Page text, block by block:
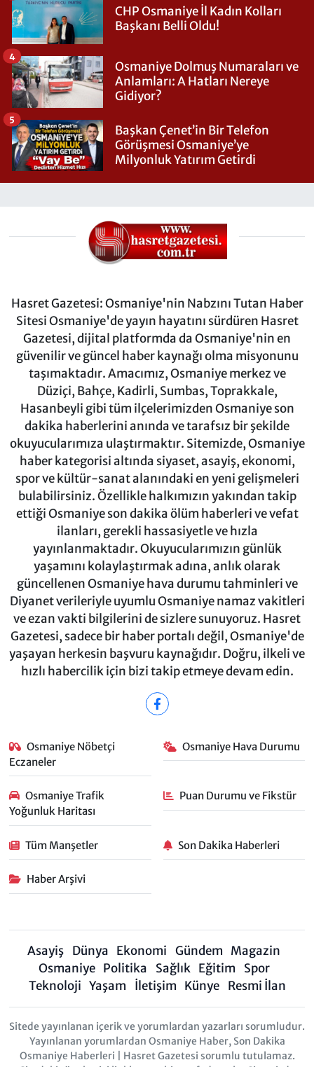
CHP Osmaniye İl Kadın Kolları
Başkanı Belli Oldu!
Osmaniye Dolmuş Numaraları ve
Anlamları: A Hatları Nereye
Gidiyor?
4
Başkan Çenet’in Bir Telefon
Görüşmesi Osmaniye’ye
Milyonluk Yatırım Getirdi
5
Hasret Gazetesi: Osmaniye'nin Nabzını Tutan Haber
Sitesi Osmaniye'de yayın hayatını sürdüren Hasret
Gazetesi, dijital platformda da Osmaniye'nin en
güvenilir ve güncel haber kaynağı olma misyonunu
taşımaktadır. Amacımız, Osmaniye merkez ve
Düziçi, Bahçe, Kadirli, Sumbas, Toprakkale,
Hasanbeyli gibi tüm ilçelerimizden Osmaniye son
dakika haberlerini anında ve tarafsız bir şekilde
okuyucularımıza ulaştırmaktır. Sitemizde, Osmaniye
haber kategorisi altında siyaset, asayiş, ekonomi,
spor ve kültür-sanat alanındaki en yeni gelişmeleri
bulabilirsiniz. Özellikle halkımızın yakından takip
ettiği Osmaniye son dakika ölüm haberleri ve vefat
ilanları, gerekli hassasiyetle ve hızla
yayınlanmaktadır. Okuyucularımızın günlük
yaşamını kolaylaştırmak adına, anlık olarak
güncellenen Osmaniye hava durumu tahminleri ve
Diyanet verileriyle uyumlu Osmaniye namaz vakitleri
ve ezan vakti bilgilerini de sizlere sunuyoruz. Hasret
Gazetesi, sadece bir haber portalı değil, Osmaniye'de
yaşayan herkesin başvuru kaynağıdır. Doğru, ilkeli ve
hızlı habercilik için bizi takip etmeye devam edin.
Osmaniye Nöbetçi
Eczaneler
Osmaniye Hava Durumu
Osmaniye Trafik
Yoğunluk Haritası
Puan Durumu ve Fikstür
Tüm Manşetler Son Dakika Haberleri
Haber Arşivi
Asayiş Dünya Ekonomi Gündem Magazin
Osmaniye Politika Sağlık Eğitim
Spor
Teknoloji Yaşam İletişim Künye Resmi İlan
Sitede yayınlanan içerik ve yorumlardan yazarları sorumludur.
Yayınlanan yorumlardan Osmaniye Haber, Son Dakika
Osmaniye Haberleri | Hasret Gazetesi sorumlu tutulamaz.